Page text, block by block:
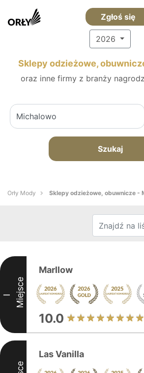
Zgłoś się
2026
Sklepy odzieżowe,
oraz inne firmy z branży
Szukaj
Orły Mody Sklepy odzieżowe, obuwnicze -
I Miejsce
Marllow
10.0
Las Vanilla